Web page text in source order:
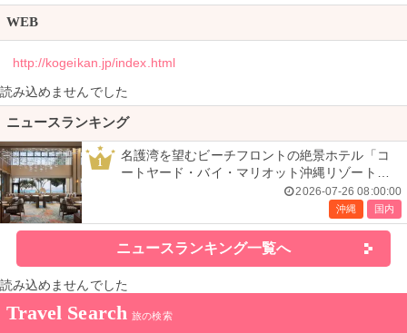
WEB
http://kogeikan.jp/index.html
読み込めませんでした
ニュースランキング
1
名護湾を望むビーチフロントの絶景ホテル「コ
ートヤード・バイ・マリオット沖縄リゾート」
で叶える贅沢ステイ＜宿泊レポ＞2026-07-26 08:00:00
沖縄 国内
ニュースランキング一覧へ
読み込めませんでした
Travel Search 旅の検索